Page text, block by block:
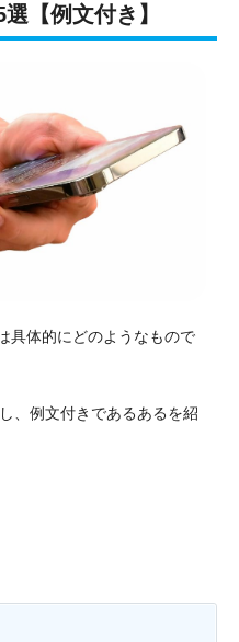
【例文付き】
具体的にどのようなもので
、例文付きであるあるを紹